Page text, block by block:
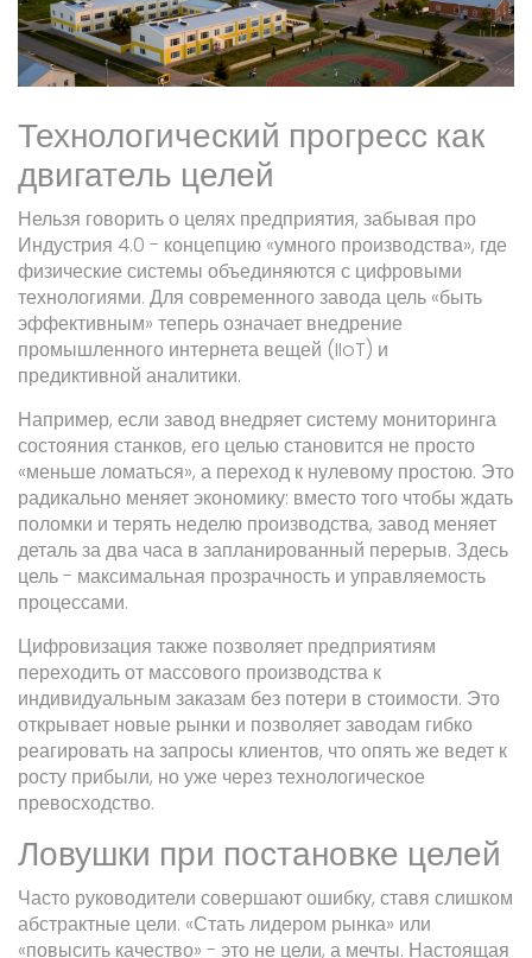
Технологический прогресс как
двигатель целей
Нельзя говорить о целях предприятия, забывая про
Индустрия 4.0 - концепцию «умного производства», где
физические системы объединяются с цифровыми
технологиями. Для современного завода цель «быть
эффективным» теперь означает внедрение
промышленного интернета вещей (IIoT) и
предиктивной аналитики.
Например, если завод внедряет систему мониторинга
состояния станков, его целью становится не просто
«меньше ломаться», а переход к нулевому простою. Это
радикально меняет экономику: вместо того чтобы ждать
поломки и терять неделю производства, завод меняет
деталь за два часа в запланированный перерыв. Здесь
цель - максимальная прозрачность и управляемость
процессами.
Цифровизация также позволяет предприятиям
переходить от массового производства к
индивидуальным заказам без потери в стоимости. Это
открывает новые рынки и позволяет заводам гибко
реагировать на запросы клиентов, что опять же ведет к
росту прибыли, но уже через технологическое
превосходство.
Ловушки при постановке целей
Часто руководители совершают ошибку, ставя слишком
абстрактные цели. «Стать лидером рынка» или
«повысить качество» - это не цели, а мечты. Настоящая